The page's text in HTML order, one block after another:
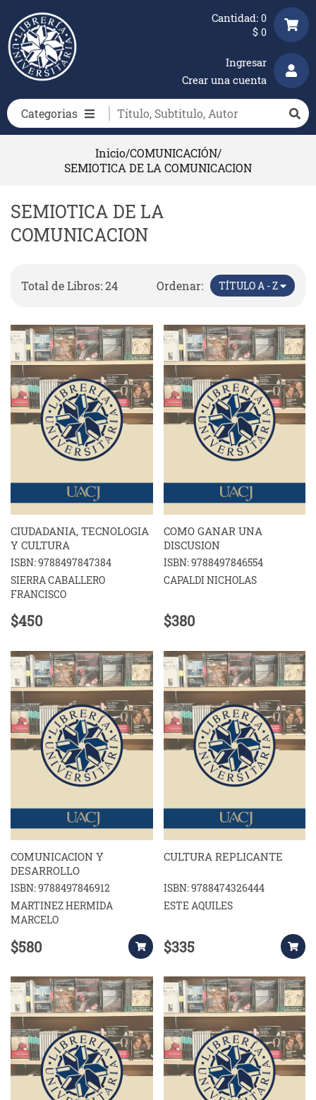
Categorias
Ingresar
Crear una cuenta
Cantidad: 0
$ 0
Inicio/COMUNICACIÓN/
SEMIOTICA DE LA COMUNICACION
SEMIOTICA DE LA
COMUNICACION
Total de Libros: 24 Ordenar: TÍTULO A - Z
CIUDADANIA, TECNOLOGIA
Y CULTURA
ISBN: 9788497847384
SIERRA CABALLERO
FRANCISCO
$450
COMO GANAR UNA
DISCUSION
ISBN: 9788497846554
CAPALDI NICHOLAS
$380
COMUNICACION Y
DESARROLLO
ISBN: 9788497846912
MARTINEZ HERMIDA
MARCELO
$580
CULTURA REPLICANTE
ISBN: 9788474326444
ESTE AQUILES
$335